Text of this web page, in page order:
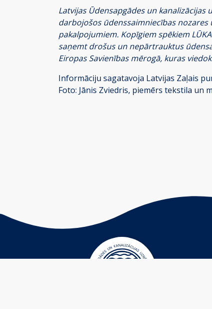
Latvijas Ūdensapgādes un
darbojošos ūdenssaimniecības
pakalpojumiem. Kopīgiem spēkiem
saņemt drošus un nepārtrauktus
Eiropas Savienības mērogā, kuras
Informāciju sagatavoja Latvijas Zaļais
Foto: Jānis Zviedris, piemērs tekstila